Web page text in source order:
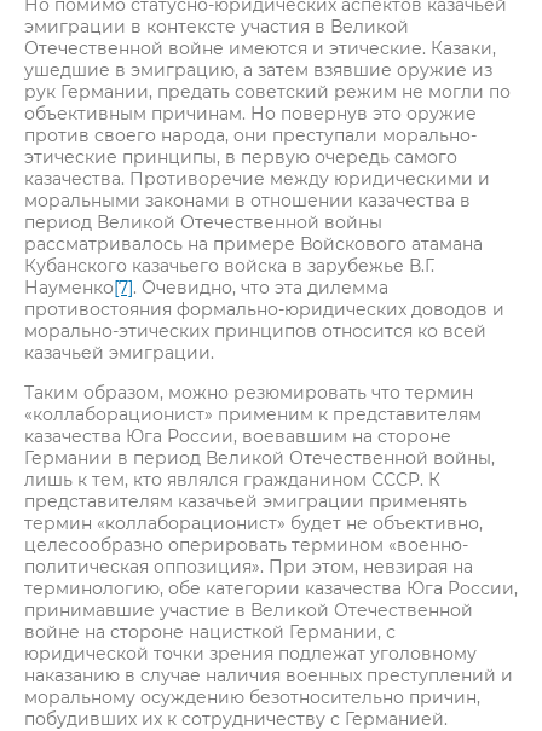
Но помимо статусно-юридических аспектов казачьей
эмиграции в контексте участия в Великой
Отечественной войне имеются и этические. Казаки,
ушедшие в эмиграцию, а затем взявшие оружие из
рук Германии, предать советский режим не могли по
объективным причинам. Но повернув это оружие
против своего народа, они преступали морально-
этические принципы, в первую очередь самого
казачества. Противоречие между юридическими и
моральными законами в отношении казачества в
период Великой Отечественной войны
рассматривалось на примере Войскового атамана
Кубанского казачьего войска в зарубежье В.Г.
Науменко[7]. Очевидно, что эта дилемма
противостояния формально-юридических доводов и
морально-этических принципов относится ко всей
казачьей эмиграции.
Таким образом, можно резюмировать что термин
«коллаборационист» применим к представителям
казачества Юга России, воевавшим на стороне
Германии в период Великой Отечественной войны,
лишь к тем, кто являлся гражданином СССР. К
представителям казачьей эмиграции применять
термин «коллаборационист» будет не объективно,
целесообразно оперировать термином «военно-
политическая оппозиция». При этом, невзирая на
терминологию, обе категории казачества Юга России,
принимавшие участие в Великой Отечественной
войне на стороне нацисткой Германии, с
юридической точки зрения подлежат уголовному
наказанию в случае наличия военных преступлений и
моральному осуждению безотносительно причин,
побудивших их к сотрудничеству с Германией.